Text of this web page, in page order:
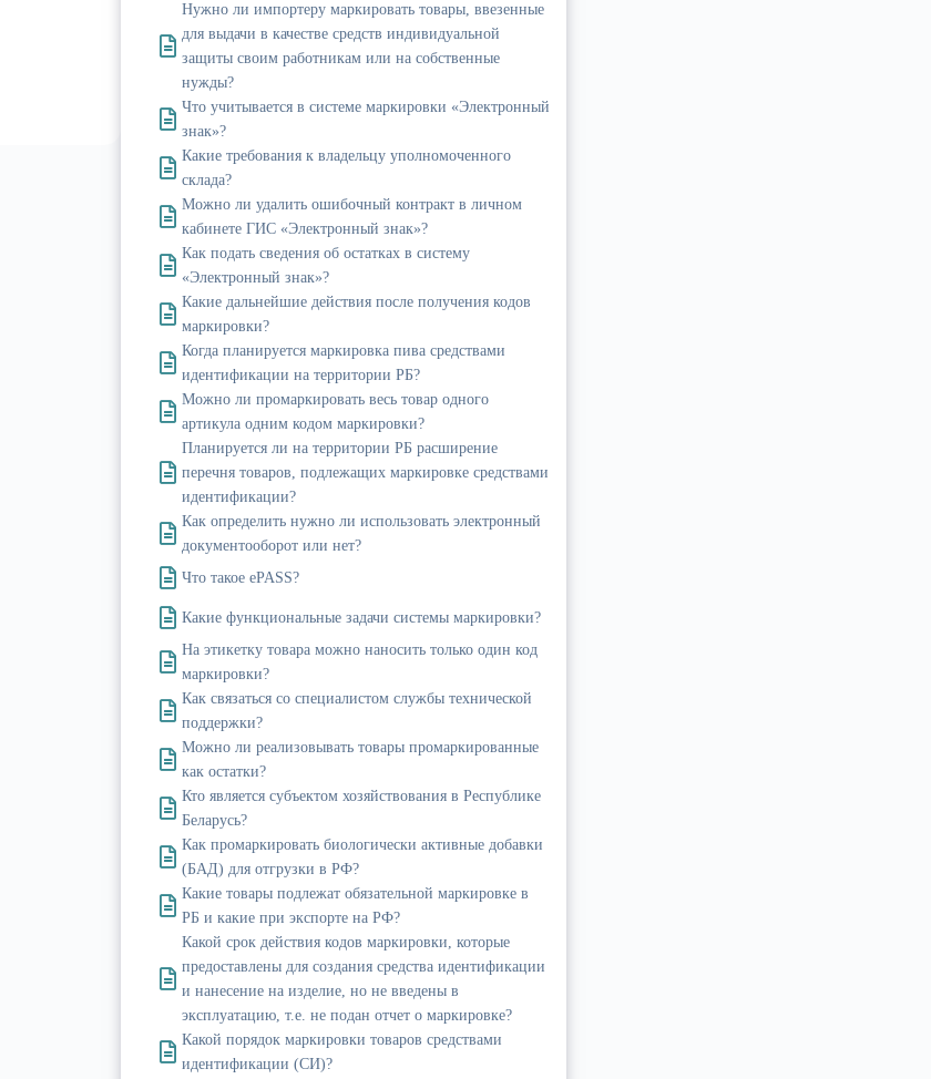
Нужно ли импортеру маркировать товары, ввезенные
для выдачи в качестве средств индивидуальной
защиты своим работникам или на собственные
нужды?
Что учитывается в системе маркировки «Электронный
знак»?
Какие требования к владельцу уполномоченного
склада?
Можно ли удалить ошибочный контракт в личном
кабинете ГИС «Электронный знак»?
Как подать сведения об остатках в систему
«Электронный знак»?
Какие дальнейшие действия после получения кодов
маркировки?
Когда планируется маркировка пива средствами
идентификации на территории РБ?
Можно ли промаркировать весь товар одного
артикула одним кодом маркировки?
Планируется ли на территории РБ расширение
перечня товаров, подлежащих маркировке средствами
идентификации?
Как определить нужно ли использовать электронный
документооборот или нет?
Что такое ePASS?
Какие функциональные задачи системы маркировки?
На этикетку товара можно наносить только один код
маркировки?
Как связаться со специалистом службы технической
поддержки?
Можно ли реализовывать товары промаркированные
как остатки?
Кто является субъектом хозяйствования в Республике
Беларусь?
Как промаркировать биологически активные добавки
(БАД) для отгрузки в РФ?
Какие товары подлежат обязательной маркировке в
РБ и какие при экспорте на РФ?
Какой срок действия кодов маркировки, которые
предоставлены для создания средства идентификации
и нанесение на изделие, но не введены в
эксплуатацию, т.е. не подан отчет о маркировке?
Какой порядок маркировки товаров средствами
идентификации (СИ)?